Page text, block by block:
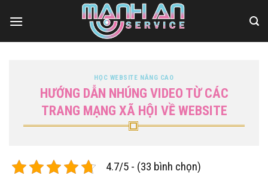
qua
HỌC WEBSITE NÂNG CAO
HƯỚNG DẪN NHÚNG VIDEO TỪ CÁC
TRANG MẠNG XÃ HỘI VỀ WEBSITE
4.7/5 - (33 bình chọn)